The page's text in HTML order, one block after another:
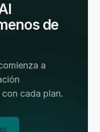
de
a
cada plan.